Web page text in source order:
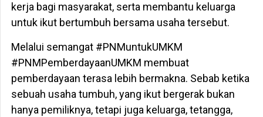
kerja bagi masyarakat, serta membantu keluarga
untuk ikut bertumbuh bersama usaha tersebut.
Melalui semangat #PNMuntukUMKM
#PNMPemberdayaanUMKM membuat
pemberdayaan terasa lebih bermakna. Sebab ketika
sebuah usaha tumbuh, yang ikut bergerak bukan
hanya pemiliknya, tetapi juga keluarga, tetangga,